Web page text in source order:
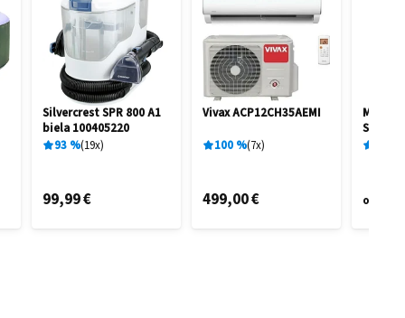
Silvercrest SPR 800 A1
biela 100405220
93 % 19x
99,99 €
Vivax ACP12CH35AEMI
100 % 7x
499,00 €
STAR
od